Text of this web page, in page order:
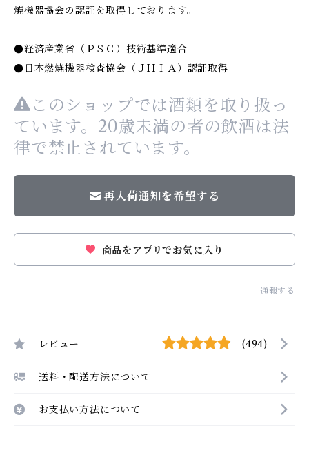
焼機器協会の認証を取得しております。
●経済産業省（ＰＳＣ）技術基準適合
●日本燃焼機器検査協会（ＪＨＩＡ）認証取得
このショップでは酒類を取り扱っ
ています。20歳未満の者の飲酒は法
律で禁止されています。
再入荷通知を希望する
商品をアプリでお気に入り
通報する
レビュー (494)
送料・配送方法について
お支払い方法について